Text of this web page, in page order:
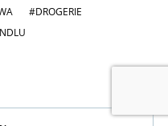
#DROGERIE